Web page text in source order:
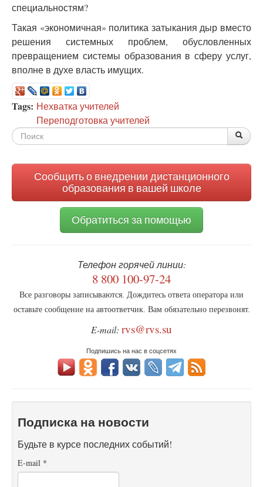
специальностям?
Такая «экономичная» политика затыкания дыр вместо
решения системных проблем, обусловленных
превращением системы образования в сферу услуг,
вполне в духе власть имущих.
Tags: Нехватка учителей
Переподготовка учителей
Форма
Сообщить о внедрении дистанционного
образования в вашей школе
Обратиться за помощью
Телефон горячей линии:
8 800 100-97-24
Все разговоры записываются. Дождитесь ответа оператора или
оставьте сообщение на автоответчик. Вам обязательно перезвонят.
E-mail: rvs@rvs.su
Подпишись на нас в соцсетях
Подписка на новости
Будьте в курсе последних событий!
E-mail *